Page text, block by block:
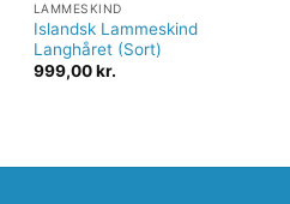
LAMMESKIND
Islandsk Lammeskind
Langhåret (Sort)
999,00kr.